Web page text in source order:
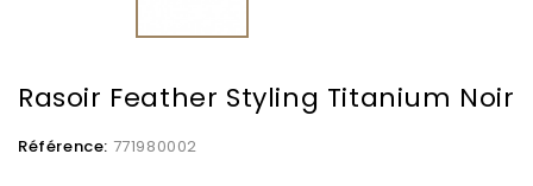
Rasoir Feather Styling Titanium Noir
Référence: 771980002